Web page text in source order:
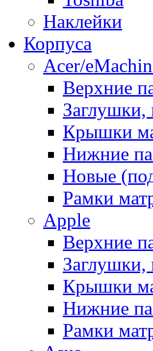
Наклейки
Корпуса
Acer/
Верхние
Заглушки,
Крышки
Нижние
Новые
Рамки
Apple
Верхние
Заглушки,
Крышки
Нижние
Рамки